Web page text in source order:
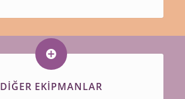
DİĞER EKİPMANLAR